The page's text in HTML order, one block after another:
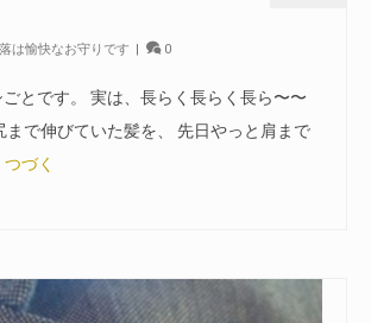
は愉快なお守りです | 0
とです。 実は、長らく長らく長ら〜〜
まで伸びていた髪を、 先日やっと肩まで
つづく